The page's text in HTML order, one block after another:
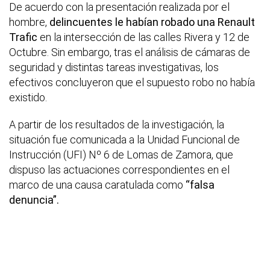
De acuerdo con la presentación realizada por el
hombre, delincuentes le habían robado una Renault
Trafic en la intersección de las calles Rivera y 12 de
Octubre. Sin embargo, tras el análisis de cámaras de
seguridad y distintas tareas investigativas, los
efectivos concluyeron que el supuesto robo no había
existido.
A partir de los resultados de la investigación, la
situación fue comunicada a la Unidad Funcional de
Instrucción (UFI) Nº 6 de Lomas de Zamora, que
dispuso las actuaciones correspondientes en el
marco de una causa caratulada como “falsa
denuncia”.